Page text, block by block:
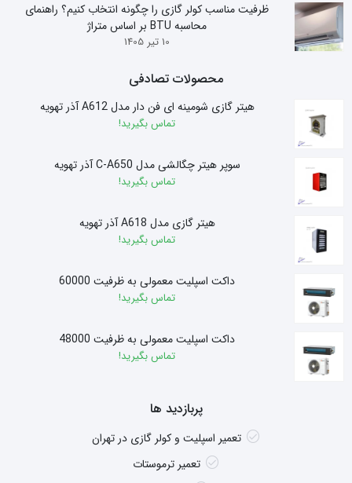
ظرفیت مناسب کولر گازی را چگونه انتخاب کنیم؟ راهنمای
محاسبه BTU بر اساس متراژ
10 تیر 1405
محصولات تصادفی
هیتر گازی شومینه ای فن دار مدل A612 آذر تهویه
تماس بگیرید!
سوپر هیتر چگالشی مدل C-A650 آذر تهویه
تماس بگیرید!
هیتر گازی مدل A618 آذر تهویه
تماس بگیرید!
داکت اسپلیت معمولی به ظرفیت 60000
تماس بگیرید!
داکت اسپلیت معمولی به ظرفیت 48000
تماس بگیرید!
پربازدید ها
تعمیر اسپلیت و کولر گازی در تهران
تعمیر ترموستات